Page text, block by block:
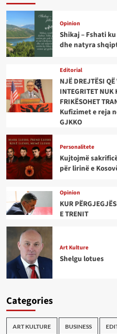
Opinion
Shikaj – Fshati
dhe natyra
Editorial
NJË DREJTËSI QË
INTEGRITET NUK
FRIKËSOHET
Kufizimet e reja
GJKKO
Personalitete
Kujtojmë
për lirinë e
Opinion
KUR
E TRENIT
Art Kulture
Shelgu lotues
Categories
ART KULTURE BUSINESS